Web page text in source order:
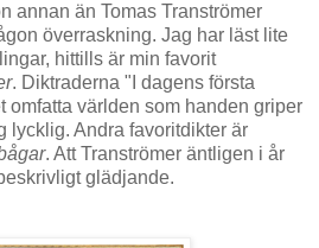
annan än Tomas Tranströmer
överraskning. Jag har läst lite
hittills är min favorit
. Diktraderna "I dagens första
omfatta världen som handen griper
lycklig. Andra favoritdikter är
. Att Tranströmer äntligen i år
glädjande.